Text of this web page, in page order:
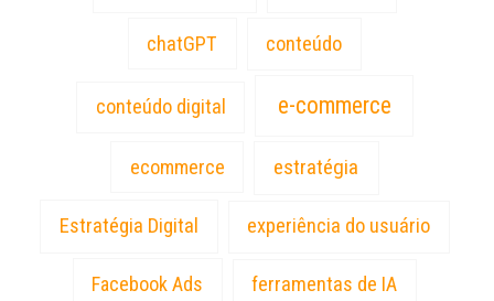
chatGPT conteúdo
conteúdo digital e-commerce
ecommerce estratégia
Estratégia Digital experiência do usuário
Facebook Ads ferramentas de IA